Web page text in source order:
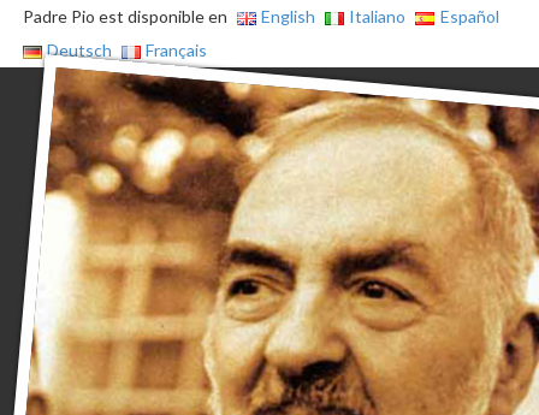
Padre Pio est disponible en English Italiano
Español
Deutsch
Français